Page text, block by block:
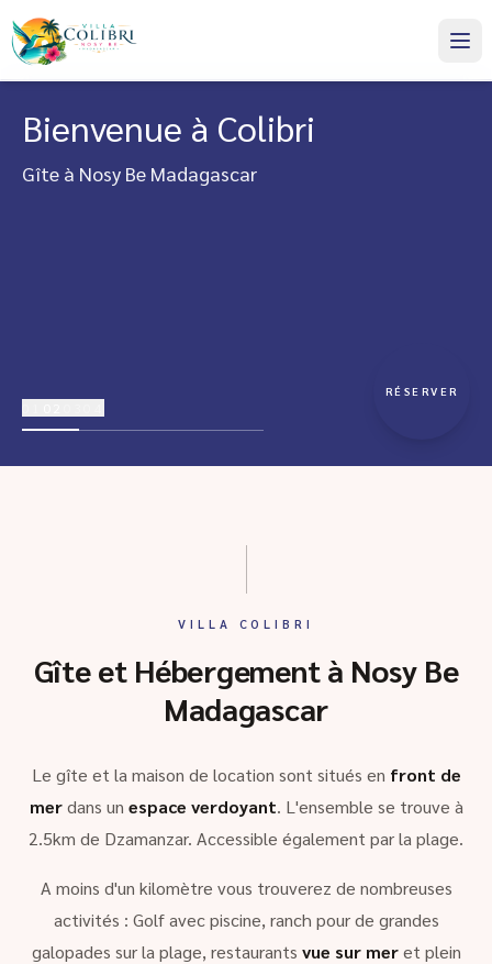
Bienvenue à Colibri
Gîte à Nosy Be Madagascar
RÉSERVER
VILLA COLIBRI
Gîte et Hébergement à Nosy Be
Madagascar
Le gîte et la maison de location sont situés en front de
merdans un espace verdoyant. L'ensemble se trouve à
2.5km de Dzamanzar. Accessible également par la plage.
A moins d'un kilomètre vous trouverez de nombreuses
activités : Golf avec piscine, ranch pour de grandes
galopades sur la plage, restaurants vue sur meret plein